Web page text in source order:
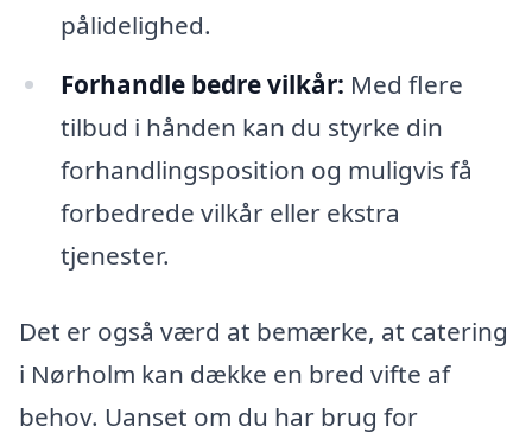
pålidelighed.
Forhandle bedre vilkår: Med flere
tilbud i hånden kan du styrke din
forhandlingsposition og muligvis få
forbedrede vilkår eller ekstra
tjenester.
Det er også værd at bemærke, at catering
i Nørholm kan dække en bred vifte af
behov. Uanset om du har brug for